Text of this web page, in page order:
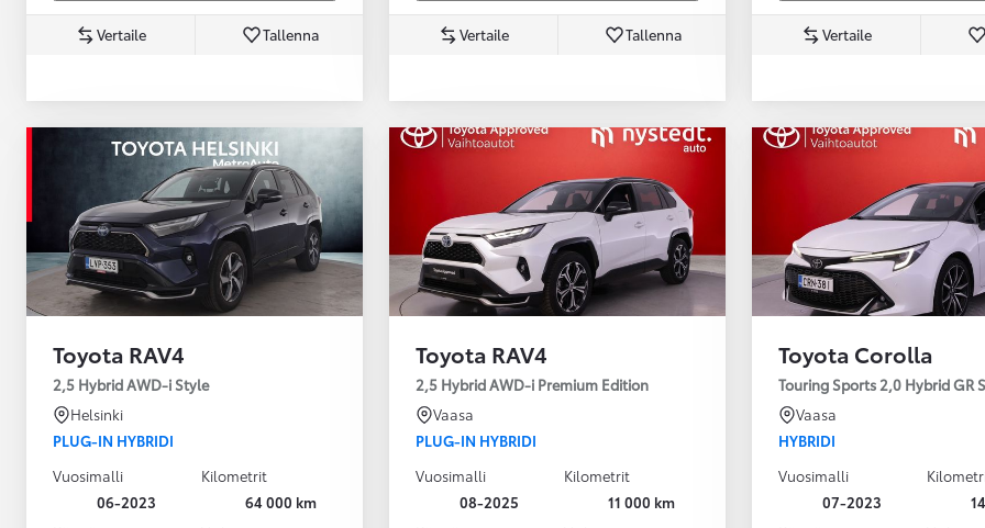
Vertaile Tallenna Vertaile Tallenna Vertaile
Toyota RAV4
2,5 Hybrid AWD-i Style
Helsinki
PLUG-IN HYBRIDI
Vuosimalli
06-2023
Kilometrit
64 000 km
Toyota RAV4
2,5 Hybrid AWD-i Premium Edition
Vaasa
PLUG-IN HYBRIDI
Vuosimalli
08-2025
Kilometrit
11 000 km
Toyota Corolla
Touring Sports 2,0 Hybrid GR
Vaasa
HYBRIDI
Vuosimalli
07-2023